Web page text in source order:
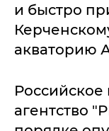
и быстро
акваторию
агентство